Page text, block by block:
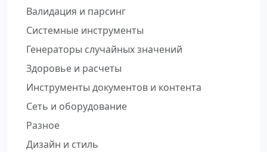
Валидация и парсинг
Системные инструменты
Генераторы случайных значений
Здоровье и расчеты
Инструменты документов и контента
Сеть и оборудование
Разное
Дизайн и стиль